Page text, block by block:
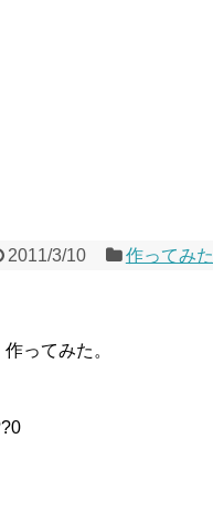
2011/3/10 作ってみた
ってみた。